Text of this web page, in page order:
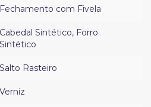
Fechamento com Fivela
Cabedal Sintético, Forro
Sintético
Salto Rasteiro
Verniz